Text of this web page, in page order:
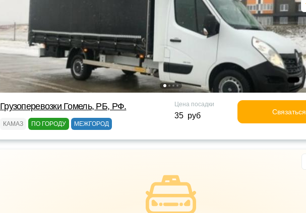
Грузоперевозки Гомель, РБ, РФ.
КАМАЗ ПО ГОРОДУ МЕЖГОРОД
Цена посадки
35 руб Связаться